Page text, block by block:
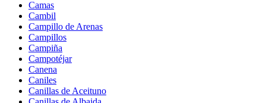
Camas
Cambil
Campillo de Arenas
Campillos
Campiña
Campotéjar
Canena
Caniles
Canillas de Aceituno